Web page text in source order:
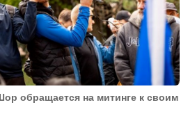
обращается на митинге к своим